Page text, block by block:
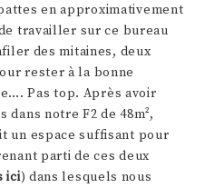
en approximativement
de travailler sur ce bureau
des mitaines, deux
rester à la bonne
Pas top. Après avoir
notre F2 de 48m²,
un espace suffisant pour
parti de ces deux
ici) dans lesquels nous